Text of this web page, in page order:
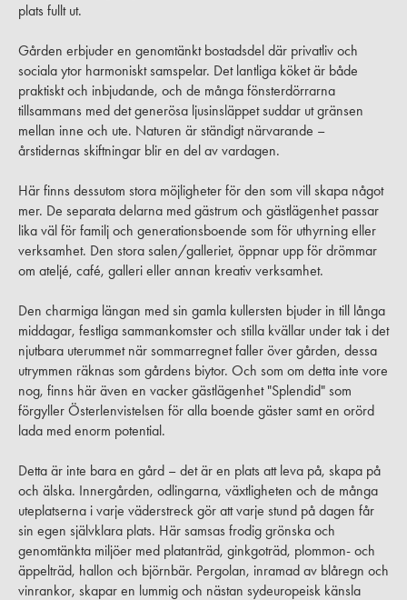
plats fullt ut.
Gården erbjuder en genomtänkt bostadsdel där privatliv och
sociala ytor harmoniskt samspelar. Det lantliga köket är både
praktiskt och inbjudande, och de många fönsterdörrarna
tillsammans med det generösa ljusinsläppet suddar ut gränsen
mellan inne och ute. Naturen är ständigt närvarande –
årstidernas skiftningar blir en del av vardagen.
Här finns dessutom stora möjligheter för den som vill skapa något
mer. De separata delarna med gästrum och gästlägenhet passar
lika väl för familj och generationsboende som för uthyrning eller
verksamhet. Den stora salen/galleriet, öppnar upp för drömmar
om ateljé, café, galleri eller annan kreativ verksamhet.
Den charmiga längan med sin gamla kullersten bjuder in till långa
middagar, festliga sammankomster och stilla kvällar under tak i det
njutbara uterummet när sommarregnet faller över gården, dessa
utrymmen räknas som gårdens biytor. Och som om detta inte vore
nog, finns här även en vacker gästlägenhet "Splendid" som
förgyller Österlenvistelsen för alla boende gäster samt en orörd
lada med enorm potential.
Detta är inte bara en gård – det är en plats att leva på, skapa på
och älska. Innergården, odlingarna, växtligheten och de många
uteplatserna i varje väderstreck gör att varje stund på dagen får
sin egen självklara plats. Här samsas frodig grönska och
genomtänkta miljöer med platanträd, ginkgoträd, plommon- och
äppelträd, hallon och björnbär. Pergolan, inramad av blåregn och
vinrankor, skapar en lummig och nästan sydeuropeisk känsla